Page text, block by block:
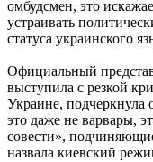
омбудсмен, это
устраивать
статуса украинского
Официальный
выступила с резкой
Украине,
это даже не варвары,
совести»,
назвала киевский